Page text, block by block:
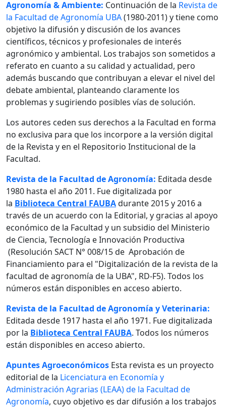
Agronomía & Ambiente: Continuación de la Revista de
la Facultad de Agronomía UBA(1980-2011) y tiene como
objetivo la difusión y discusión de los avances
científicos, técnicos y profesionales de interés
agronómico y ambiental. Los trabajos son sometidos a
referato en cuanto a su calidad y actualidad, pero
además buscando que contribuyan a elevar el nivel del
debate ambiental, planteando claramente los
problemas y sugiriendo posibles vías de solución.
Los autores ceden sus derechos a la Facultad en forma
no exclusiva para que los incorpore a la versión digital
de la Revista y en el Repositorio Institucional de la
Facultad.
Revista de la Facultad de Agronomía: Editada desde
1980 hasta el año 2011. Fue digitalizada por
la Biblioteca Central FAUBAdurante 2015 y 2016 a
través de un acuerdo con la Editorial, y gracias al apoyo
económico de la Facultad y un subsidio del Ministerio
de Ciencia, Tecnología e Innovación Productiva
(Resolución SACT N° 008/15 de Aprobación de
Financiamiento para el "Digitalización de la revista de la
facultad de agronomía de la UBA", RD-F5). Todos los
números están disponibles en acceso abierto.
Revista de la Facultad de Agronomía y Veterinaria:
Editada desde 1917 hasta el año 1971. Fue digitalizada
por la Biblioteca Central FAUBA. Todos los números
están disponibles en acceso abierto.
Apuntes Agroeconómicos Esta revista es un proyecto
editorial de la Licenciatura en Economía y
Administración Agrarias (LEAA) de la Facultad de
Agronomía, cuyo objetivo es dar difusión a los trabajos